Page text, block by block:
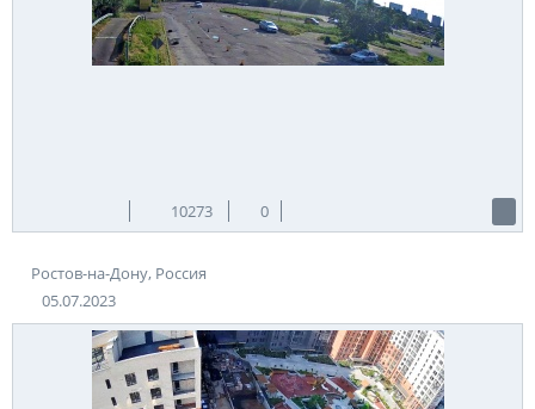
10273 0
Ростов-на-Дону, Россия
05.07.2023